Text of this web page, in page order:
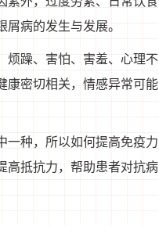
病的发生与发展。
烦躁、害怕、害羞、心理不
康密切相关，情感异常可能
一种，所以如何提高免疫力
高抵抗力，帮助患者对抗病